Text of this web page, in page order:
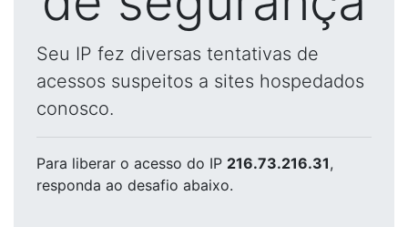
Seu IP fez diversas tentativas de
acessos suspeitos a sites hospedados
conosco.
Para liberar o acesso do IP 216.73.216.31,
responda ao desafio abaixo.